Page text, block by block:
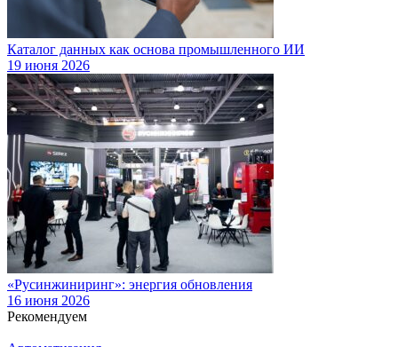
Каталог данных как основа промышленного ИИ
19 июня 2026
«Русинжиниринг»: энергия обновления
16 июня 2026
Рекомендуем